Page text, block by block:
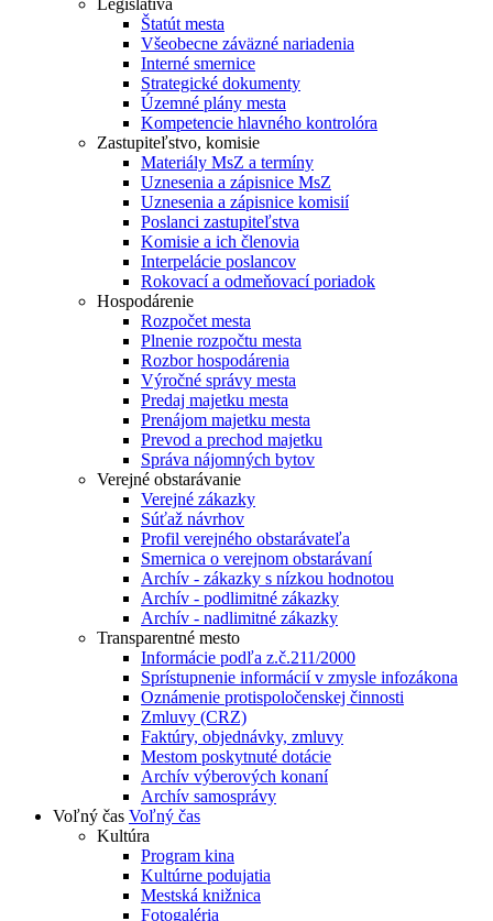
Legislatíva
Štatút mesta
Všeobecne záväzné nariadenia
Interné smernice
Strategické dokumenty
Územné plány mesta
Kompetencie hlavného kontrolóra
Zastupiteľstvo, komisie
Materiály MsZ a termíny
Uznesenia a zápisnice MsZ
Uznesenia a zápisnice komisií
Poslanci zastupiteľstva
Komisie a ich členovia
Interpelácie poslancov
Rokovací a odmeňovací poriadok
Hospodárenie
Rozpočet mesta
Plnenie rozpočtu mesta
Rozbor hospodárenia
Výročné správy mesta
Predaj majetku mesta
Prenájom majetku mesta
Prevod a prechod majetku
Správa nájomných bytov
Verejné obstarávanie
Verejné zákazky
Súťaž návrhov
Profil verejného obstarávateľa
Smernica o verejnom obstarávaní
Archív - zákazky s nízkou hodnotou
Archív - podlimitné zákazky
Archív - nadlimitné zákazky
Transparentné mesto
Informácie podľa z.č.211/2000
Sprístupnenie informácií v zmysle infozákona
Oznámenie protispoločenskej činnosti
Zmluvy (CRZ)
Faktúry, objednávky, zmluvy
Mestom poskytnuté dotácie
Archív výberových konaní
Archív samosprávy
Voľný čas Voľný čas
Kultúra
Program kina
Kultúrne podujatia
Mestská knižnica
Fotogaléria